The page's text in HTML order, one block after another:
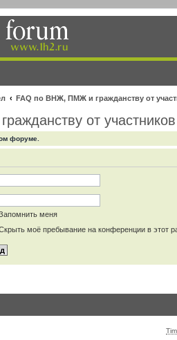
FAQ по ВНЖ, ПМЖ и гражданству от
от
форуме.
меня
моё пребывание на конференции в этот